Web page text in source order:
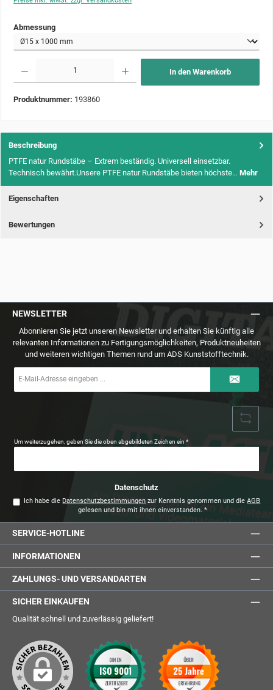
Abmessungauswählen
In den Warenkorb
Produktnummer: 193860
Beschreibung
PTFE natur Rundstäbe – Extrem beständig. Universell einsetzbar.
Technisch bewährt.Unsere PTFE natur Rundstäbe bieten höchste… Mehr
Eigenschaften
Bewertungen
NEWSLETTER
Abonnieren Sie jetzt unseren Newsletter und erhalten Sie künftig alle
relevanten Informationen zu Fertigungsmöglichkeiten, Produktneuheiten
und weiteren wichtigen Themen rund um ADS Kunststofftechnik.
Mail-
Um weiterzugehen, geben Sie die oben abgebildeten Zeichen ein*
Datenschutz
Ich habe die Datenschutzbestimmungen zur Kenntnis genommen und dieAGB
gelesen und bin mit ihnen einverstanden. *
SERVICE-HOTLINE
INFORMATIONEN
ZAHLUNGS- UND VERSANDARTEN
SICHER EINKAUFEN
Qualität schnell und zuverlässig geliefert!